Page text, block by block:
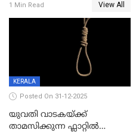
വധശ്രമക്കേസ് പ്രതി പിടിയിൽ
1 Min Read View All
KERALA
Posted On 31-12-2025
യുവതി വാടകയ്ക്ക്
താമസിക്കുന്ന ഫ്ലാറ്റില്‍